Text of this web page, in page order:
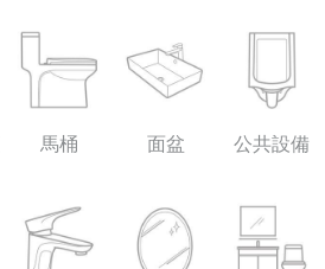
馬桶 面盆 公共設備